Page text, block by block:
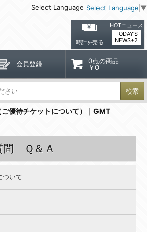
Select Language Select Language ▼
時計を売る
HOTニュース
TODAY'S
NEWS+2
会員登録
0点の商品
￥0
検索
優待チケットについて）｜GMT
問 Ｑ＆Ａ
ついて